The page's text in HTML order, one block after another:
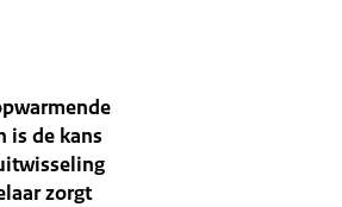
is de kans
zorgt